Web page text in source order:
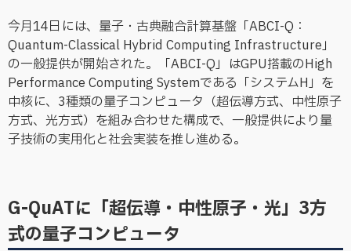
今月14日には、量子・古典融合計算基盤「ABCI-Q：
Quantum-Classical Hybrid Computing Infrastructure」
の一般提供が開始された。「ABCI-Q」はGPU搭載のHigh
Performance Computing Systemである「システムH」を
中核に、3種類の量子コンピュータ（超伝導方式、中性原子
方式、光方式）を組み合わせた構成で、一般提供により量
子技術の実用化と社会実装を推し進める。
G-QuATに「超伝導・中性原子・光」3方
式の量子コンピュータ